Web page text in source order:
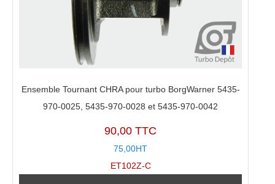
Ensemble Tournant CHRA pour turbo BorgWarner 5435-
970-0025, 5435-970-0028 et 5435-970-0042
90,00 TTC
75,00HT
ET102Z-C